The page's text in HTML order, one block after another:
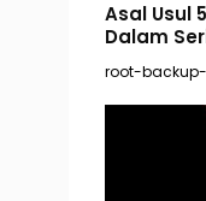
Asal Usul
Dalam
root-